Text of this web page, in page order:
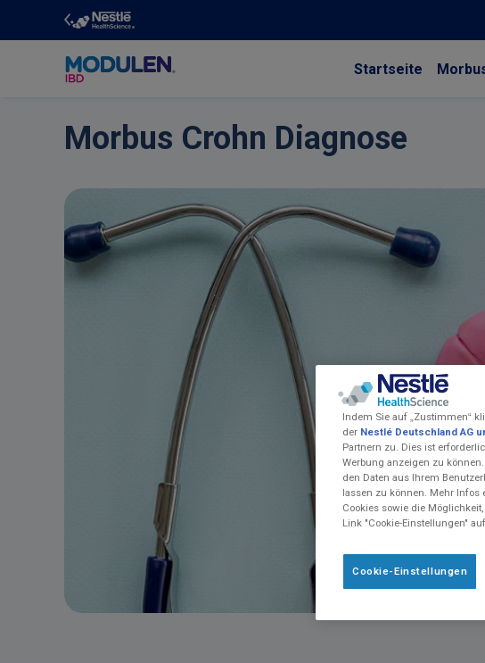
Startseite
Morbus Crohn Diagnose
Indem Sie auf „Zustimmen“
der Nestlé Deutschland AG
Partnern zu. Dies ist
Werbung anzeigen zu
den Daten aus Ihrem
lassen zu können. Mehr Infos
Cookies sowie die
Link "Cookie-Einstellungen"
Cookie-Einstellungen